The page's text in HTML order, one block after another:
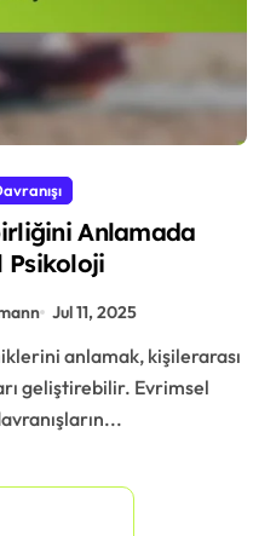
Anlamada
Psikoloji
Jul 11, 2025
geliştirebilir. Evrimsel